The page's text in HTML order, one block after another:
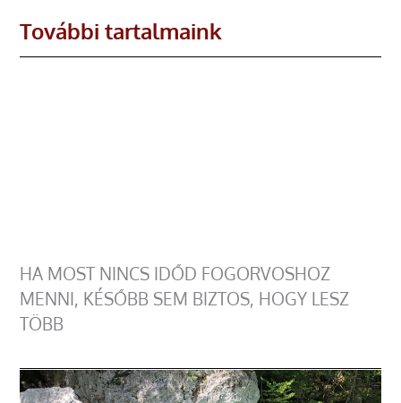
További tartalmaink
HA MOST NINCS IDŐD FOGORVOSHOZ
MENNI, KÉSŐBB SEM BIZTOS, HOGY LESZ
TÖBB